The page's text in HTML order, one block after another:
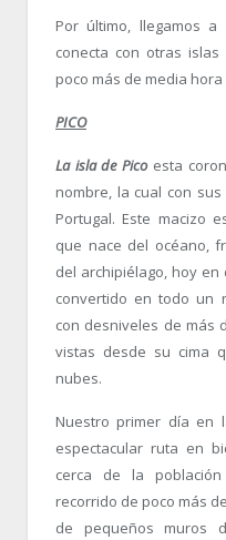
Por último, llegamos a
conecta con otras
poco más de media
PICO
La isla de Picoesta
nombre, la cual con
Portugal. Este macizo
que nace del océano,
del archipiélago, hoy
convertido en todo un
con desniveles de más
vistas desde su cima
nubes.
Nuestro primer día en
espectacular ruta en
cerca de la
recorrido de poco más
de pequeños muros